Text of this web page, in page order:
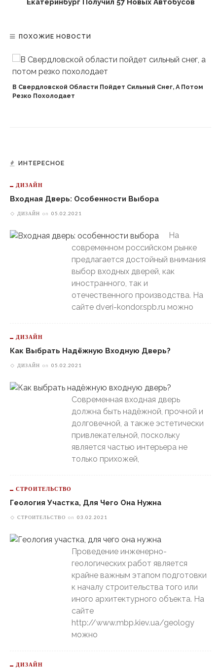
Екатеринбург Получил 57 Новых Автобусов
ПОХОЖИЕ НОВОСТИ
В Свердловской Области Пойдет Сильный Снег, А Потом
Резко Похолодает
ИНТЕРЕСНОЕ
ДИЗАЙН
Входная Дверь: Особенности Выбора
ДИЗАЙН on 05.02.2021
На
современном российском рынке
предлагается достойный внимания
выбор входных дверей, как
иностранного, так и
отечественного производства. На
сайте dveri-kondor.spb.ru можно
ДИЗАЙН
Как Выбрать Надёжную Входную Дверь?
ДИЗАЙН on 05.02.2021
Современная входная дверь
должна быть надёжной, прочной и
долговечной, а также эстетически
привлекательной, поскольку
является частью интерьера не
только прихожей,
СТРОИТЕЛЬСТВО
Геология Участка, Для Чего Она Нужна
СТРОИТЕЛЬСТВО on 03.02.2021
Проведение инженерно-
геологических работ является
крайне важным этапом подготовки
к началу строительства того или
иного архитектурного объекта. На
сайте
http://www.mbp.kiev.ua/geology
можно
ДИЗАЙН